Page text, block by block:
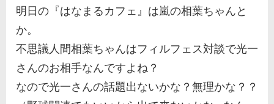
明日の『はなまるカフェ』は嵐の相葉ちゃんと
か。
不思議人間相葉ちゃんはフィルフェス対談で光一
さんのお相手なんですよね？
なので光一さんの話題出ないかな？無理かな？？